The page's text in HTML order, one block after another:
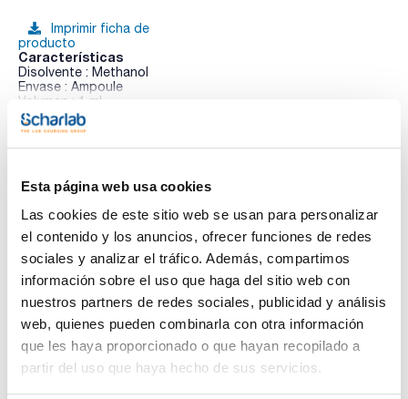
Esta página web usa cookies
Las cookies de este sitio web se usan para personalizar
el contenido y los anuncios, ofrecer funciones de redes
sociales y analizar el tráfico. Además, compartimos
información sobre el uso que haga del sitio web con
nuestros partners de redes sociales, publicidad y análisis
web, quienes pueden combinarla con otra información
que les haya proporcionado o que hayan recopilado a
partir del uso que haya hecho de sus servicios.
Imprimir ficha de
producto
Características
Disolvente : Methanol
Envase : Ampoule
Volumen : 1 mL
Composition:
Toluene 1000ug/ml [108-88-3]
m-Xylene 1000ug/ml [108-38-3]
o-Xylene 1000ug/ml [95-47-6]
p-Xylene 1000ug/ml [106-42-3]
Ver más
Documentación técnica
TDS / Ficha técnica
Regístrate para
COA
Regístrate para
descargas
SDS/ Hoja de seguridad
Regístrate para
descargas